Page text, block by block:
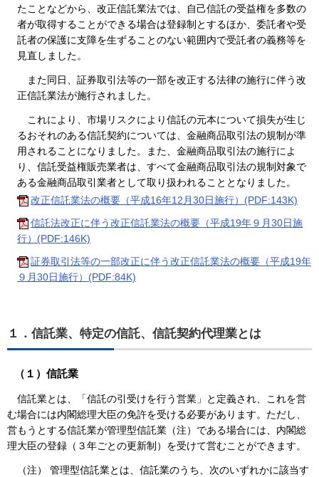
たことなどから、改正信託業法では、自己信託の受益権を多数の
者が取得することができる場合は登録制とするほか、委託者や受
託者の保護に支障を生ずることのない範囲内で受託者の義務等を
見直しました。
また同日、証券取引法等の一部を改正する法律の施行に伴う改
正信託業法が施行されました。
これにより、市場リスクにより信託の元本について損失が生じ
るおそれのある信託契約については、金融商品取引法の規制が準
用されることになりました。また、金融商品取引法の施行によ
り、信託受益権販売業者は、すべて金融商品取引法の規制対象で
ある金融商品取引業者として取り扱われることとなりました。
改正信託業法の概要（平成16年12月30日施行）(PDF:143K)
信託法改正に伴う改正信託業法の概要（平成19年９月30日施
行）(PDF:146K)
証券取引法等の一部改正に伴う改正信託業法の概要（平成19年
９月30日施行）(PDF:84K)
１．信託業、特定の信託、信託契約代理業とは
（１）信託業
信託業とは、「信託の引受けを行う営業」と定義され、これを営
む場合には内閣総理大臣の免許を受ける必要があります。ただし、
営もうとする信託業が管理型信託業（注）である場合には、内閣総
理大臣の登録（３年ごとの更新制）を受けて営むことができます。
（注） 管理型信託業とは、信託業のうち、次のいずれかに該当す